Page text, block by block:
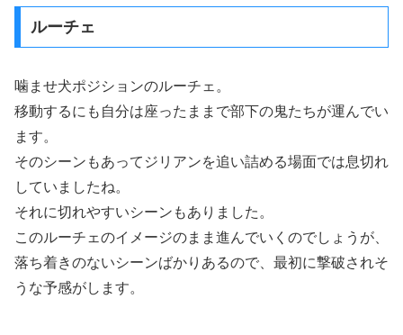
ルーチェ
噛ませ犬ポジションのルーチェ。
移動するにも自分は座ったままで部下の鬼たちが運んでい
ます。
そのシーンもあってジリアンを追い詰める場面では息切れ
していましたね。
それに切れやすいシーンもありました。
このルーチェのイメージのまま進んでいくのでしょうが、
落ち着きのないシーンばかりあるので、最初に撃破されそ
うな予感がします。